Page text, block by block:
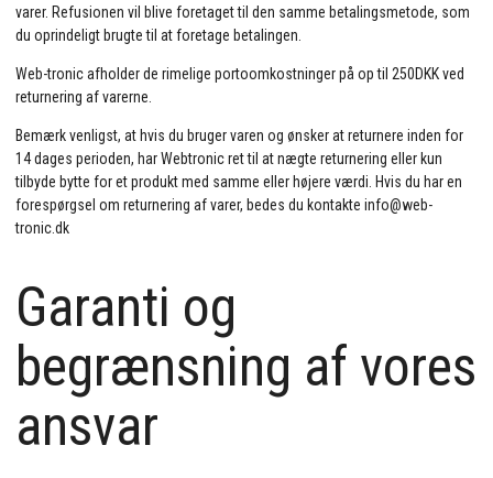
varer. Refusionen vil blive foretaget til den samme betalingsmetode, som
du oprindeligt brugte til at foretage betalingen.
Web-tronic afholder de rimelige portoomkostninger på op til 250DKK ved
returnering af varerne.
Bemærk venligst, at hvis du bruger varen og ønsker at returnere inden for
14 dages perioden, har Webtronic ret til at nægte returnering eller kun
tilbyde bytte for et produkt med samme eller højere værdi. Hvis du har en
forespørgsel om returnering af varer, bedes du kontakte info@web-
tronic.dk
Garanti og
begrænsning af vores
ansvar